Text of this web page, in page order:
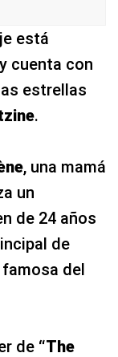
está
y cuenta con
estrellas
.
, una mamá
un
de 24 años
de
del
de “The